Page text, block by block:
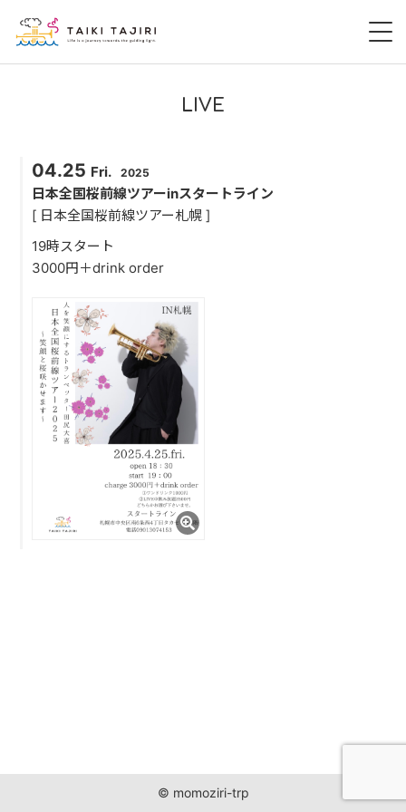
暁 AKATSUKI
DISCOGRAPHY
VIDEO
JUST ONE WORLD PROJECT
CONTACT
LIVE
04.25 Fri. 2025
日本全国桜前線ツアーinスタートライン
[ 日本全国桜前線ツアー札幌 ]
19時スタート
3000円＋drink order
© momoziri-trp